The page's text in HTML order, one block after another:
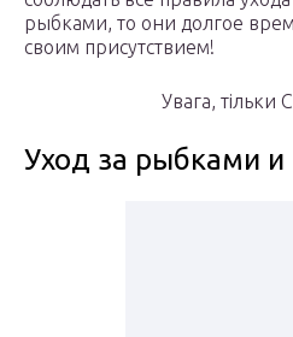
рыбками, то они долгое
своим присутствием!
Увага, тільки
Уход за рыбками и